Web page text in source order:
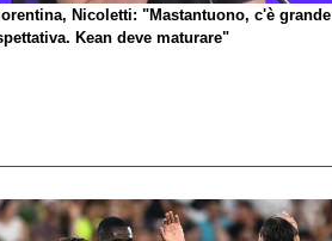
Nicoletti: "Mastantuono, c'è grande
Kean deve maturare"